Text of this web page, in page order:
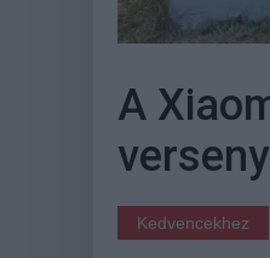
A
Kedvencekhez